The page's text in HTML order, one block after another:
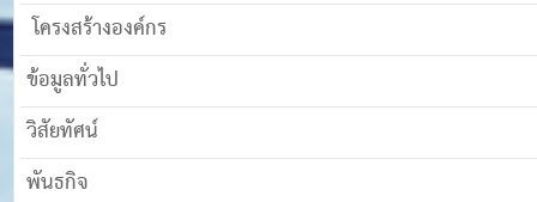
โครงสร้างองค์กร
ข้อมูลทั่วไป
วิสัยทัศน์
พันธกิจ